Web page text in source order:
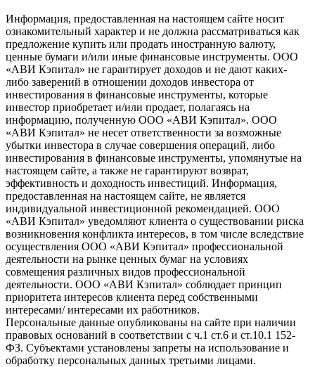
Информация, предоставленная на настоящем сайте носит
ознакомительный характер и не должна рассматриваться как
предложение купить или продать иностранную валюту,
ценные бумаги и/или иные финансовые инструменты. ООО
«АВИ Кэпитал» не гарантирует доходов и не дают каких-
либо заверений в отношении доходов инвестора от
инвестирования в финансовые инструменты, которые
инвестор приобретает и/или продает, полагаясь на
информацию, полученную ООО «АВИ Кэпитал». ООО
«АВИ Кэпитал» не несет ответственности за возможные
убытки инвестора в случае совершения операций, либо
инвестирования в финансовые инструменты, упомянутые на
настоящем сайте, а также не гарантируют возврат,
эффективность и доходность инвестиций. Информация,
предоставленная на настоящем сайте, не является
индивидуальной инвестиционной рекомендацией. ООО
«АВИ Кэпитал» уведомляют клиента о существовании риска
возникновения конфликта интересов, в том числе вследствие
осуществления ООО «АВИ Кэпитал» профессиональной
деятельности на рынке ценных бумаг на условиях
совмещения различных видов профессиональной
деятельности. ООО «АВИ Кэпитал» соблюдает принцип
приоритета интересов клиента перед собственными
интересами/ интересами их работников.
Персональные данные опубликованы на сайте при наличии
правовых оснований в соответствии с ч.1 ст.6 и ст.10.1 152-
ФЗ. Субъектами установлены запреты на использование и
обработку персональных данных третьими лицами.